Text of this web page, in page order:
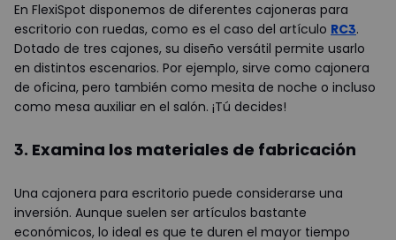
En FlexiSpot disponemos de diferentes cajoneras para
escritorio con ruedas, como es el caso del artículo RC3.
Dotado de tres cajones, su diseño versátil permite usarlo
en distintos escenarios. Por ejemplo, sirve como cajonera
de oficina, pero también como mesita de noche o incluso
como mesa auxiliar en el salón. ¡Tú decides!
3. Examina los materiales de fabricación
Una cajonera para escritorio puede considerarse una
inversión. Aunque suelen ser artículos bastante
económicos, lo ideal es que te duren el mayor tiempo